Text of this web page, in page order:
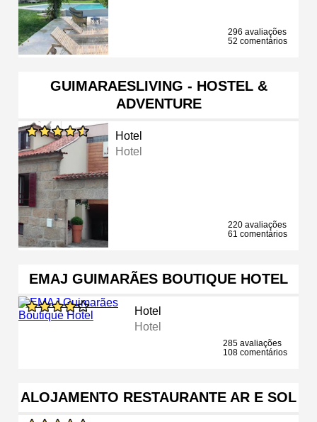
296 avaliações
52 comentários
GUIMARAESLIVING - HOSTEL &
ADVENTURE
Hotel
Hotel
220 avaliações
61 comentários
EMAJ GUIMARÃES BOUTIQUE HOTEL
Hotel
Hotel
285 avaliações
108 comentários
ALOJAMENTO RESTAURANTE AR E SOL